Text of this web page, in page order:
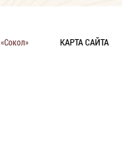
КАРТА САЙТА